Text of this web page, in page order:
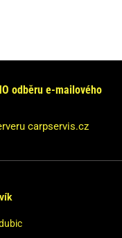
hodin.
zveřejňovat.
odběru e-mailového
carpservis.cz